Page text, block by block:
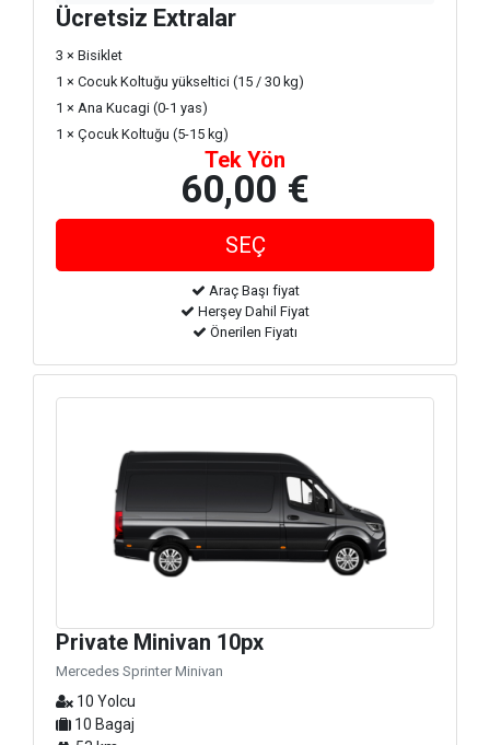
Ücretsiz Extralar
3 × Bisiklet
1 × Cocuk Koltuğu yükseltici (15 / 30 kg)
1 × Ana Kucagi (0-1 yas)
1 × Çocuk Koltuğu (5-15 kg)
Tek Yön
60,00 €
Araç Başı fiyat
Herşey Dahil Fiyat
Önerilen Fiyatı
Private Minivan 10px
Mercedes Sprinter Minivan
10 Yolcu
10 Bagaj